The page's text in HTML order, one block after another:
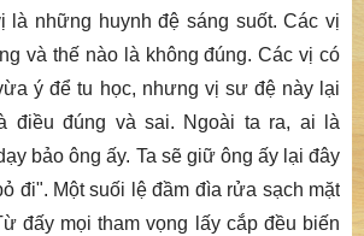
là những huynh đệ sáng suốt. Các vị
và thế nào là không đúng. Các vị có
ý để tu học, nhưng vị sư đệ này lại
điều đúng và sai. Ngoài ta ra, ai là
bảo ông ấy. Ta sẽ giữ ông ấy lại đây
đi". Một suối lệ đầm đìa rửa sạch mặt
đấy mọi tham vọng lấy cắp đều biến